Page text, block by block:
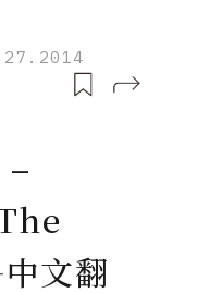
文翻